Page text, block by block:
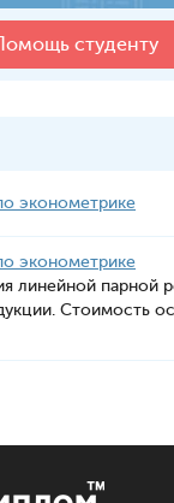
студенту
эконометрике
эконометрике
линейной парной
Стоимость